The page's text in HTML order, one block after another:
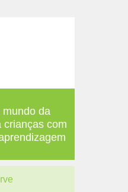
mundo da
crianças com